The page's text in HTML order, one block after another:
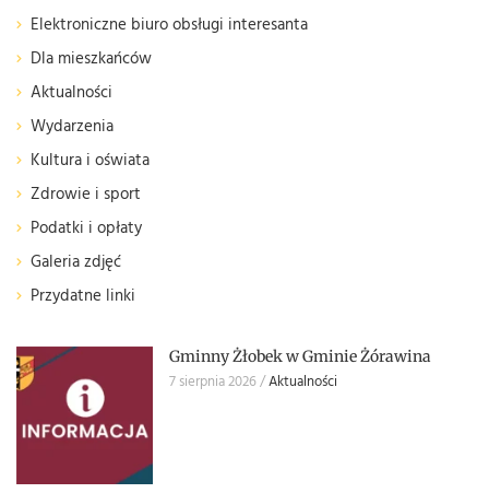
Elektroniczne biuro obsługi interesanta
Dla mieszkańców
Aktualności
Wydarzenia
Kultura i oświata
Zdrowie i sport
Podatki i opłaty
Galeria zdjęć
Przydatne linki
Gminny Żłobek w Gminie Żórawina
7 sierpnia 2026 Aktualności